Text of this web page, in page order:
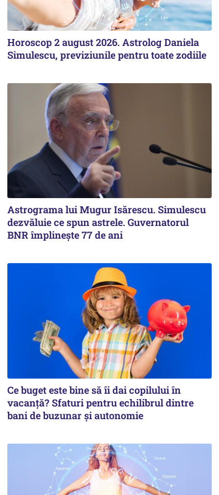
Horoscop 2 august 2026. Astrolog Daniela
Simulescu, previziunile pentru toate zodiile
Astrograma lui Mugur Isărescu. Simulescu
dezvăluie ce spun astrele. Guvernatorul
BNR împlinește 77 de ani
Ce buget este bine să îi dai copilului în
vacanță? Sfaturi pentru echilibrul dintre
bani de buzunar și autonomie